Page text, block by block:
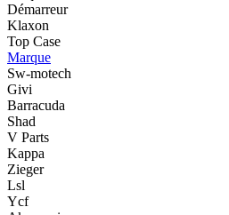
Démarreur
Klaxon
Top Case
Marque
Sw-motech
Givi
Barracuda
Shad
V Parts
Kappa
Zieger
Lsl
Ycf